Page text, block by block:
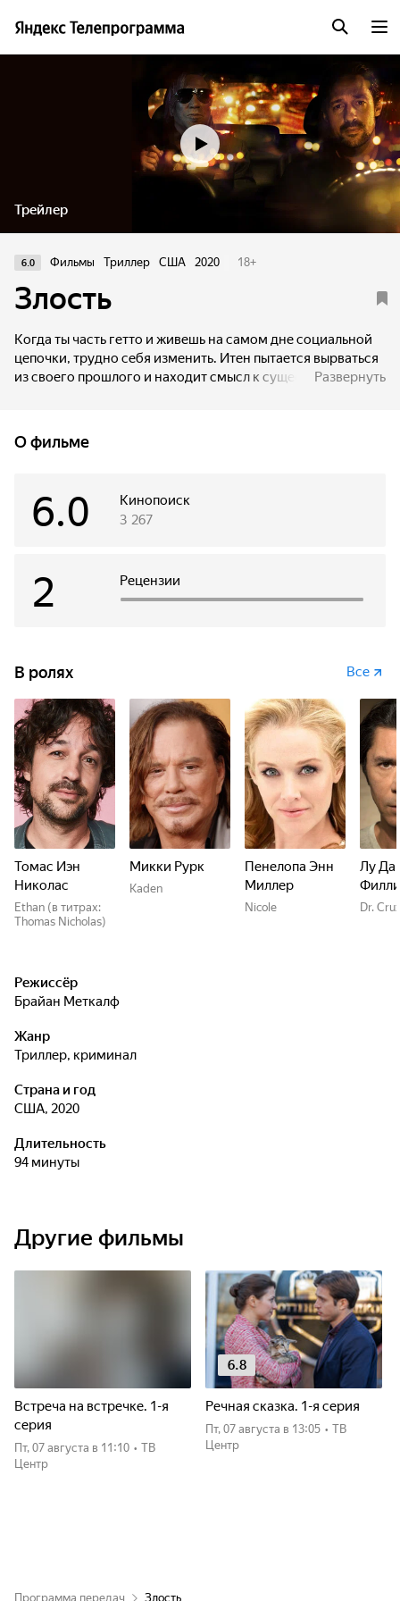
Трейлер
6.0 Фильмы Триллер США 2020 18+
Злость
Когда ты часть гетто и живешь на самом дне социальной
цепочки, трудно себя изменить. Итен пытается вырваться
из своего прошлого и находит смысл к существованию
отбросом общества и не повторила его ошибок. Но жизнь
не щадит тех, кто ее не ценит. Легкомыслие, веселье,
по счетам приходится с опасным преступным
синдикатом, цена расплаты — жизнь, а все, что у тебя
Развернуть
О фильме
Кинопоиск
6.0 3 267
Рецензии
2
В ролях Все
Томас Иэн
Николас
Ethan (в титрах:
Thomas Nicholas)
Микки Рурк
Kaden
Пенелопа Энн
Миллер
Nicole
Лу
Dr. Cruz
Режиссёр
Брайан Меткалф
Жанр
триллер, криминал
Страна и год
США, 2020
Длительность
94 минуты
Другие фильмы
Встреча на встречке. 1-я
серия
пт, 07 августа в 11:10 • ТВ
Центр
6.8
Речная сказка. 1-я серия
пт, 07 августа в 13:05 • ТВ
Центр
Программа передач Злость